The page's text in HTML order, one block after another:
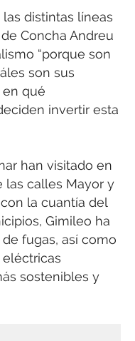
distintas líneas
Concha Andreu
“porque son
son sus
en qué
invertir esta
han visitado en
las calles Mayor y
la cuantía del
Gimileo ha
fugas, así como
sostenibles y